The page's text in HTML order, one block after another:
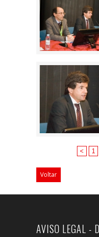
< 1
Voltar
AVISO LEGAL -